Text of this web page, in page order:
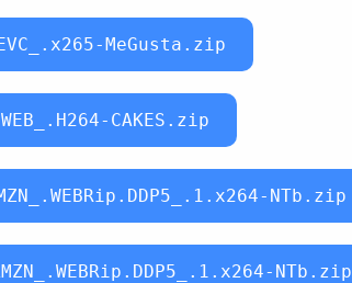
MeGusta.zip
CAKES.zip
NTb.zip
NTb.zip